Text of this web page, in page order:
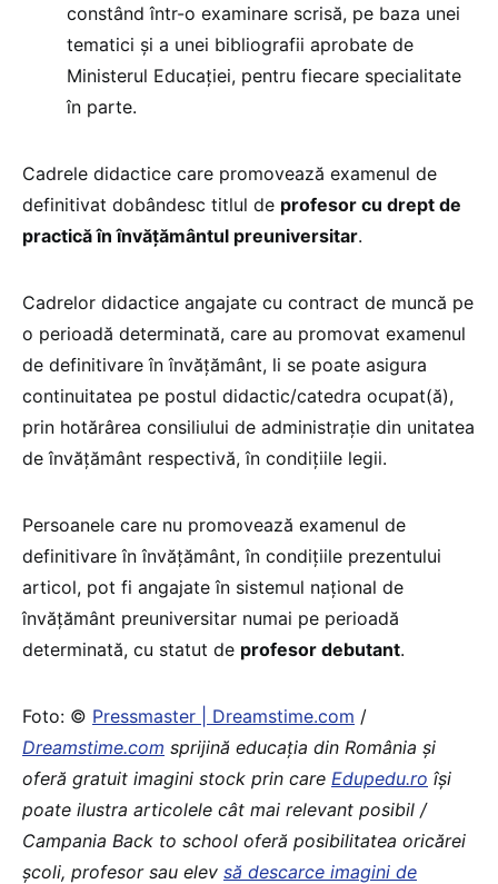
constând într-o examinare scrisă, pe baza unei
tematici şi a unei bibliografii aprobate de
Ministerul Educaţiei, pentru fiecare specialitate
în parte.
Cadrele didactice care promovează examenul de
definitivat dobândesc titlul de profesor cu drept de
practică în învăţământul preuniversitar.
Cadrelor didactice angajate cu contract de muncă pe
o perioadă determinată, care au promovat examenul
de definitivare în învăţământ, li se poate asigura
continuitatea pe postul didactic/catedra ocupat(ă),
prin hotărârea consiliului de administraţie din unitatea
de învăţământ respectivă, în condiţiile legii.
Persoanele care nu promovează examenul de
definitivare în învăţământ, în condiţiile prezentului
articol, pot fi angajate în sistemul naţional de
învăţământ preuniversitar numai pe perioadă
determinată, cu statut de profesor debutant.
Foto: © Pressmaster | Dreamstime.com /
Dreamstime.com sprijină educaţia din România şi
oferă gratuit imagini stock prin care Edupedu.ro îşi
poate ilustra articolele cât mai relevant posibil /
Campania Back to school oferă posibilitatea oricărei
școli, profesor sau elev să descarce imagini de